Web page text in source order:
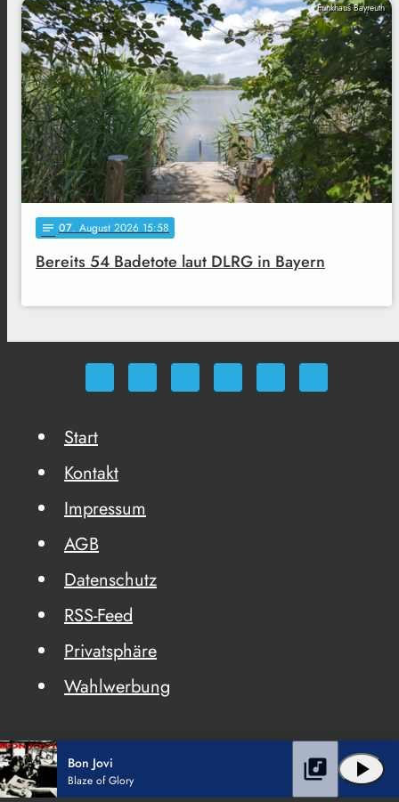
Funkhaus Bayreuth
notes 07. August 2026 15:58
Bereits 54 Badetote laut DLRG in Bayern
Start
Kontakt
Impressum
AGB
Datenschutz
RSS-Feed
Privatsphäre
Wahlwerbung
Bon Jovi
Blaze of Glory play_arrow
library_music